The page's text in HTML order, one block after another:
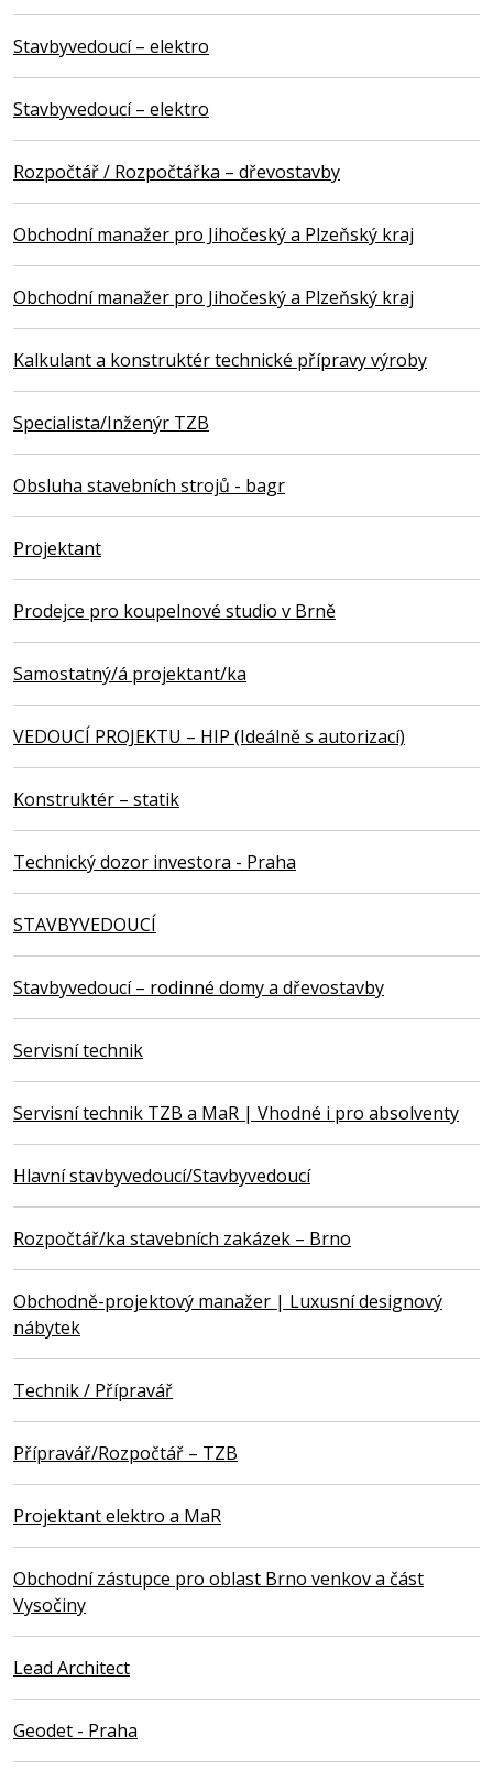
Stavbyvedoucí – elektro
Stavbyvedoucí – elektro
Rozpočtář / Rozpočtářka – dřevostavby
Obchodní manažer pro Jihočeský a Plzeňský kraj
Obchodní manažer pro Jihočeský a Plzeňský kraj
Kalkulant a konstruktér technické přípravy výroby
Specialista/Inženýr TZB
Obsluha stavebních strojů - bagr
Projektant
Prodejce pro koupelnové studio v Brně
Samostatný/á projektant/ka
VEDOUCÍ PROJEKTU – HIP (Ideálně s autorizací)
Konstruktér – statik
Technický dozor investora - Praha
STAVBYVEDOUCÍ
Stavbyvedoucí – rodinné domy a dřevostavby
Servisní technik
Servisní technik TZB a MaR | Vhodné i pro absolventy
Hlavní stavbyvedoucí/Stavbyvedoucí
Rozpočtář/ka stavebních zakázek – Brno
Obchodně-projektový manažer | Luxusní designový
nábytek
Technik / Přípravář
Přípravář/Rozpočtář – TZB
Projektant elektro a MaR
Obchodní zástupce pro oblast Brno venkov a část
Vysočiny
Lead Architect
Geodet - Praha